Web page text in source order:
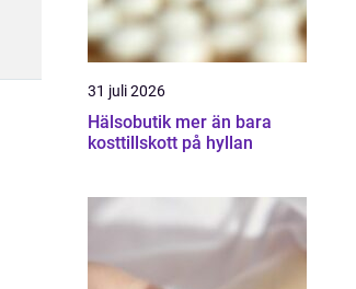
31 juli 2026
Hälsobutik mer än bara
kosttillskott på hyllan